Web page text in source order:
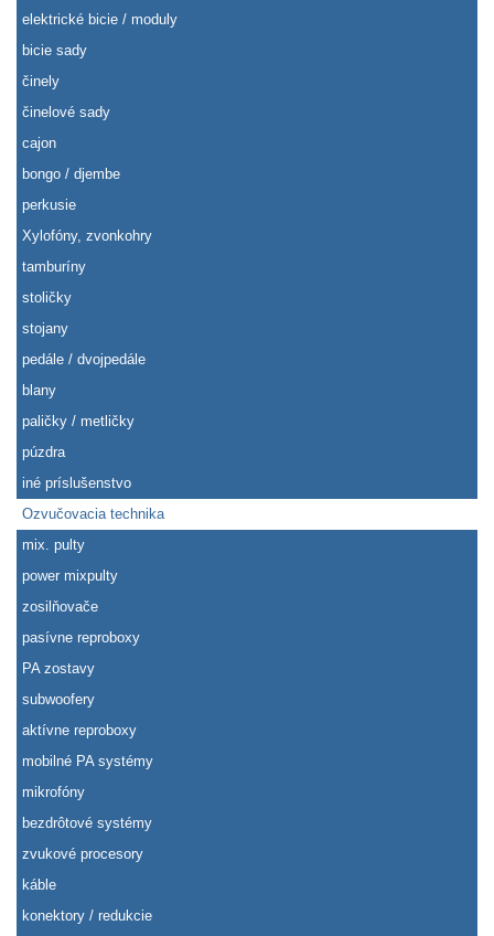
elektrické bicie / moduly
bicie sady
činely
činelové sady
cajon
bongo / djembe
perkusie
Xylofóny, zvonkohry
tamburíny
stoličky
stojany
pedále / dvojpedále
blany
paličky / metličky
púzdra
iné príslušenstvo
Ozvučovacia technika
mix. pulty
power mixpulty
zosilňovače
pasívne reproboxy
PA zostavy
subwoofery
aktívne reproboxy
mobilné PA systémy
mikrofóny
bezdrôtové systémy
zvukové procesory
káble
konektory / redukcie